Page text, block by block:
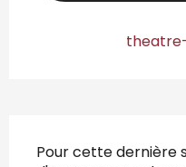
Pour cette dernière